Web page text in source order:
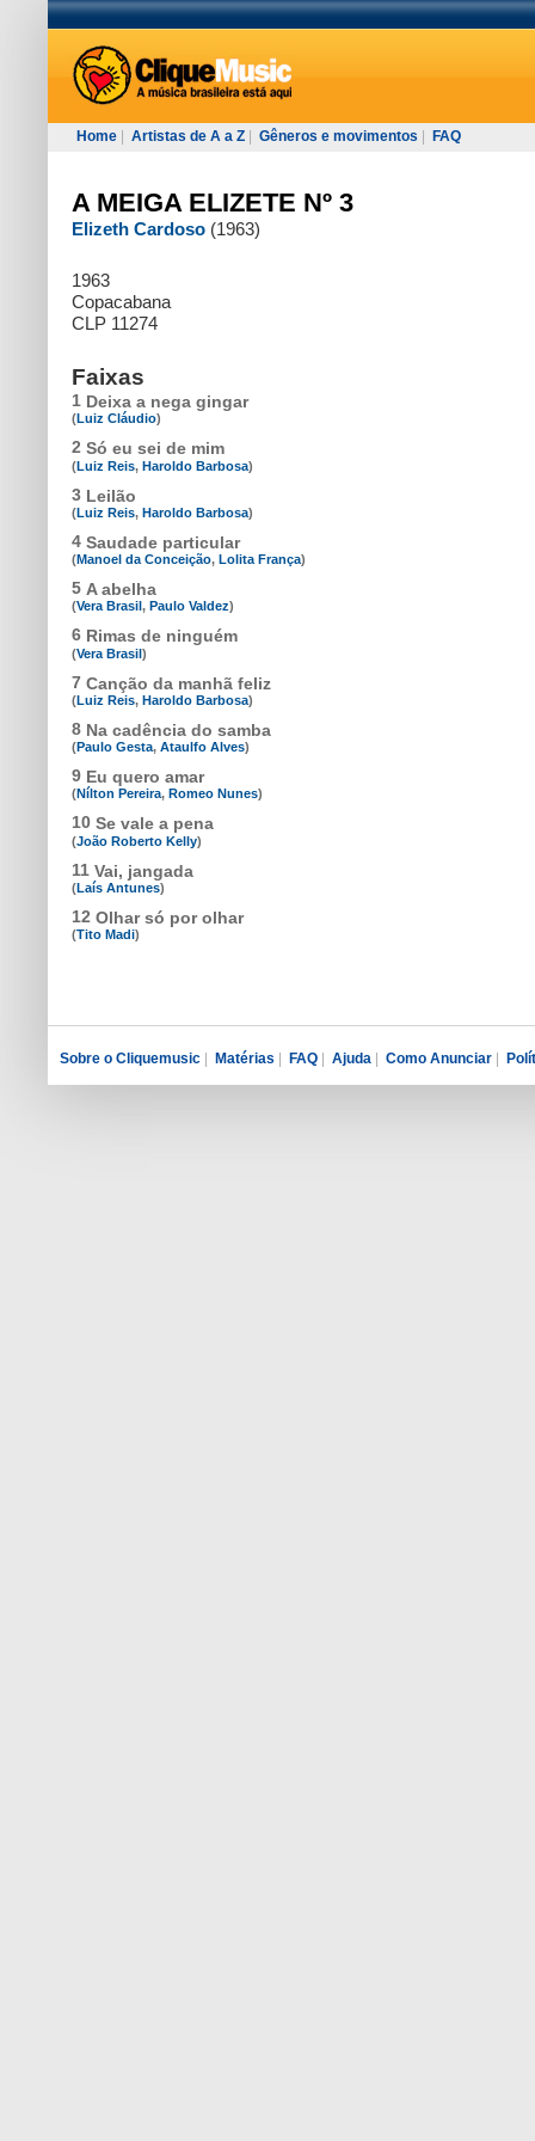
Home Artistas de A a Z Gêneros e movimentos FAQ
A MEIGA ELIZETE Nº 3
Elizeth Cardoso (1963)
1963
Copacabana
CLP 11274
Faixas
1 Deixa a nega gingar
(Luiz Cláudio)
2 Só eu sei de mim
(Luiz Reis, Haroldo Barbosa)
3 Leilão
(Luiz Reis, Haroldo Barbosa)
4 Saudade particular
(Manoel da Conceição, Lolita França)
5 A abelha
(Vera Brasil , Paulo Valdez)
6 Rimas de ninguém
(Vera Brasil)
7 Canção da manhã feliz
(Luiz Reis, Haroldo Barbosa)
8 Na cadência do samba
(Paulo Gesta, Ataulfo Alves)
9 Eu quero amar
(Nílton Pereira, Romeo Nunes)
10 Se vale a pena
(João Roberto Kelly)
11 Vai, jangada
(Laís Antunes)
12 Olhar só por olhar
(Tito Madi)
Sobre o Cliquemusic Matérias FAQ Ajuda Como Anunciar